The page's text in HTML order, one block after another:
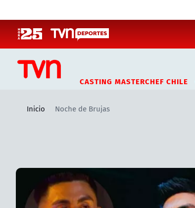
CASTING MASTERCHEF CHILE
Inicio Noche de Brujas
Artículos relacionados con Noche de Brujas